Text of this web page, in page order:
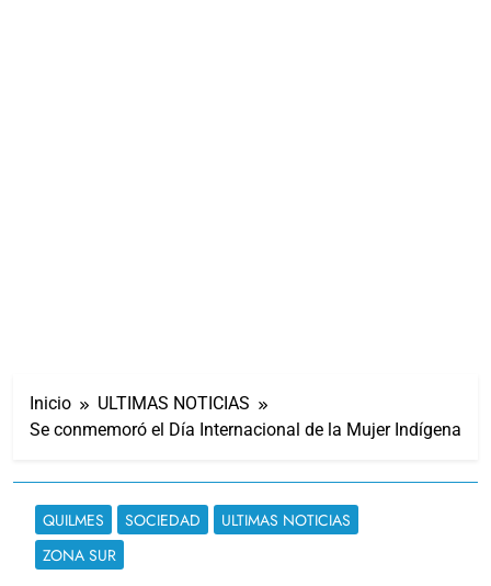
Inicio
ULTIMAS NOTICIAS
Se conmemoró el Día Internacional de la Mujer Indígena
QUILMES SOCIEDAD
ULTIMAS NOTICIAS
ZONA SUR